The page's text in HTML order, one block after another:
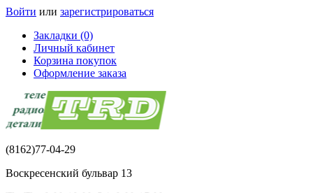
Войти или зарегистрироваться
Закладки (0)
Личный кабинет
Корзина покупок
Оформление заказа
(8162)77-04-29
Воскресенский бульвар 13